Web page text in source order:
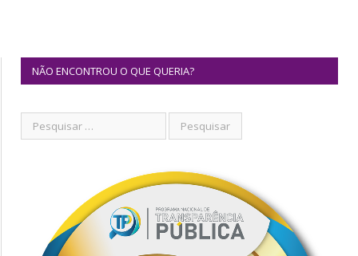
NÃO ENCONTROU O QUE QUERIA?